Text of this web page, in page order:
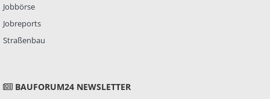
Jobbörse
Jobreports
Straßenbau
BAUFORUM24 NEWSLETTER